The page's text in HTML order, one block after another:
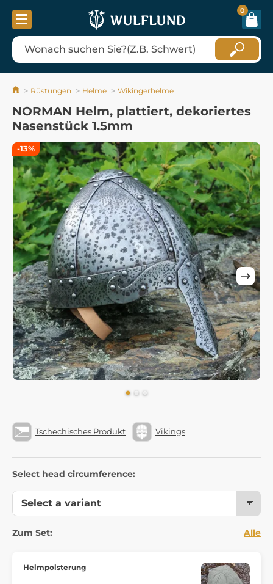
0
Rüstungen Helme Wikingerhelme
NORMAN Helm, plattiert, dekoriertes
Nasenstück 1.5mm
Tschechisches Produkt Vikings
Select head circumference:
Zum Set: Alle
Helmpolsterung
-13%